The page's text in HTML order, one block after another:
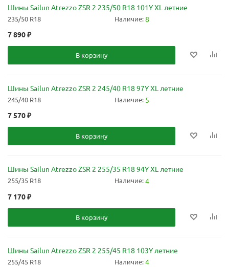
Шины Sailun Atrezzo ZSR 2 235/50 R18 101Y XL летние
235/50 R18 Наличие:8
7 890₽
В корзину
Шины Sailun Atrezzo ZSR 2 245/40 R18 97Y XL летние
245/40 R18 Наличие: 5
7 570₽
В корзину
Шины Sailun Atrezzo ZSR 2 255/35 R18 94Y XL летние
255/35 R18 Наличие:4
7 170₽
В корзину
Шины Sailun Atrezzo ZSR 2 255/45 R18 103Y летние
255/45 R18 Наличие:4